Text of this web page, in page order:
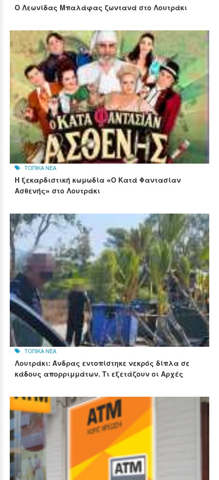
Ο Λεωνίδας Μπαλάφας ζωντανά στο Λουτράκι
ΤΟΠΙΚΑ ΝΕΑ
Η ξεκαρδιστική κωμωδία «Ο Κατά Φαντασίαν
Ασθενής» στο Λουτράκι
ΤΟΠΙΚΑ ΝΕΑ
Λουτράκι: Άνδρας εντοπίστηκε νεκρός δίπλα σε
κάδους απορριμμάτων. Τι εξετάζουν οι Αρχές